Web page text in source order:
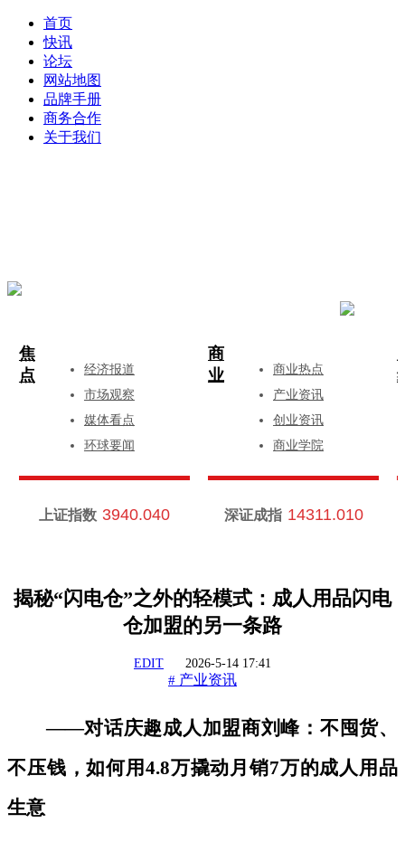
首页
快讯
论坛
网站地图
品牌手册
商务合作
关于我们
焦
点
经济报道
市场观察
媒体看点
环球要闻
商
业
商业热点
产业资讯
创业资讯
商业学院
上证指数 3940.040 深证成指 14311.010
揭秘“闪电仓”之外的轻模式：成人用品闪电
仓加盟的另一条路
EDIT 2026-5-14 17:41
# 产业资讯
——对话庆趣成人加盟商刘峰：不囤货、
不压钱，如何用4.8万撬动月销7万的成人用品
生意